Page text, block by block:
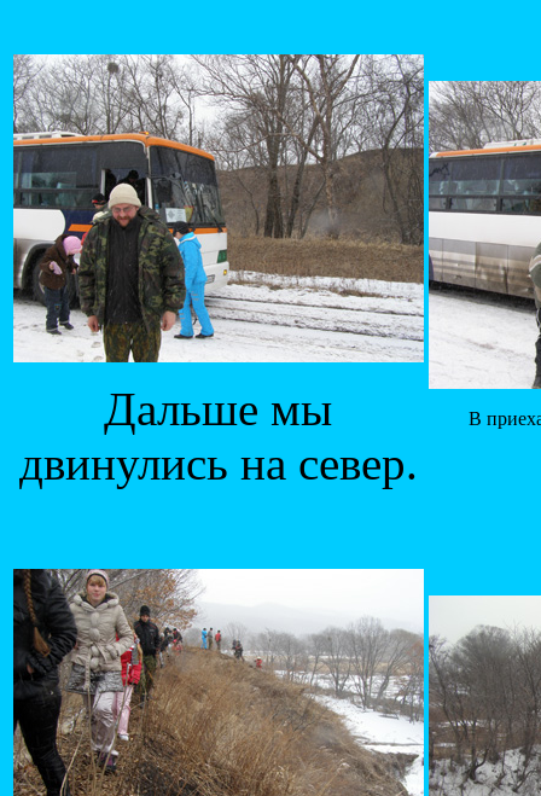
Дальше мы
двинулись на север.
B